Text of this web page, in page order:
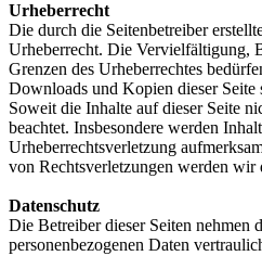
Urheberrecht
Die durch die Seitenbetreiber
Urheberrecht. Die Vervielfältigung,
Grenzen des Urheberrechtes
Downloads und Kopien dieser
Soweit die Inhalte auf dieser Seite
beachtet. Insbesondere werden
Urheberrechtsverletzung
von Rechtsverletzungen werden wir
Datenschutz
Die Betreiber dieser Seiten nehmen
personenbezogenen Daten